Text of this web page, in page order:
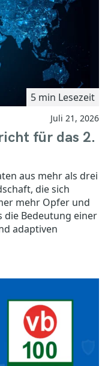
5 min Lesezeit
Juli 21, 2026
für das 2.
aus mehr als drei
die sich
mehr Opfer und
Bedeutung einer
adaptiven